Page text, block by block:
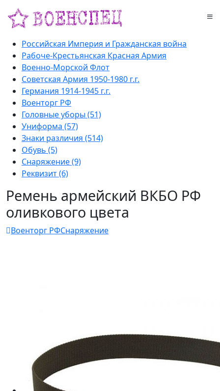
Российская Империя и Гражданская война
Рабоче-Крестьянская Красная Армия
Военно-Морской Флот
Советская Армия 1950-1980 г.г.
Германия 1914-1945 г.г.
Военторг РФ
Головные уборы (51)
Униформа (57)
Знаки различия (514)
Обувь (5)
Снаряжение (9)
Реквизит (6)
Ремень армейский ВКБО РФ
оливкового цвета
Военторг РФСнаряжение